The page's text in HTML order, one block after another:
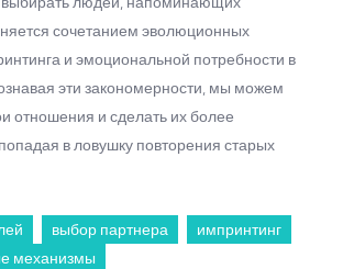
сочетанием эволюционных
и эмоциональной потребности в
эти закономерности, мы можем
отношения и сделать их более
в ловушку повторения старых
выбор партнера
импринтинг
механизмы